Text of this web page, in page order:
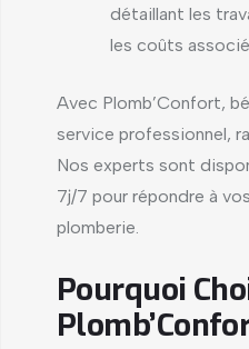
détaillant les
les coûts
Avec Plomb’Confort,
service professionnel,
Nos experts sont
7j/7 pour répondre à
plomberie.
Pourquoi